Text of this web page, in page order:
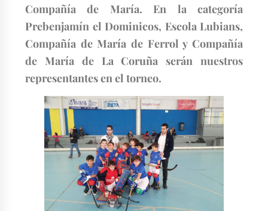
Compañía de María. En la categoría
Prebenjamín el Dominicos, Escola Lubians,
Compañía de María de Ferrol y Compañía
de María de La Coruña serán nuestros
representantes en el torneo.